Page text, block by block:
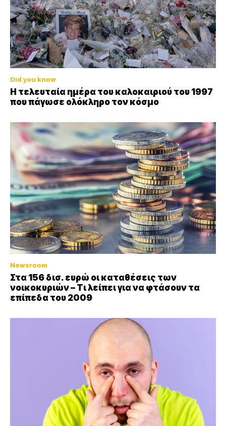
Did you know
Η τελευταία ημέρα του καλοκαιριού του 1997
που πάγωσε ολόκληρο τον κόσμο
Newsroom
Στα 156 δισ. ευρώ οι καταθέσεις των
νοικοκυριών – Τι λείπει για να φτάσουν τα
επίπεδα του 2009